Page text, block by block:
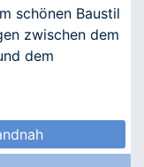
schönen Baustil
zwischen dem
dem